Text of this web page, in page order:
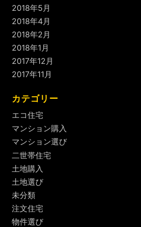
2018年5月
2018年4月
2018年2月
2018年1月
2017年12月
2017年11月
カテゴリー
エコ住宅
マンション購入
マンション選び
二世帯住宅
土地購入
土地選び
未分類
注文住宅
物件選び